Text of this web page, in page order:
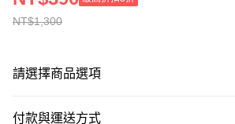
NT$1,300
請選擇商品選項
付款與運送方式